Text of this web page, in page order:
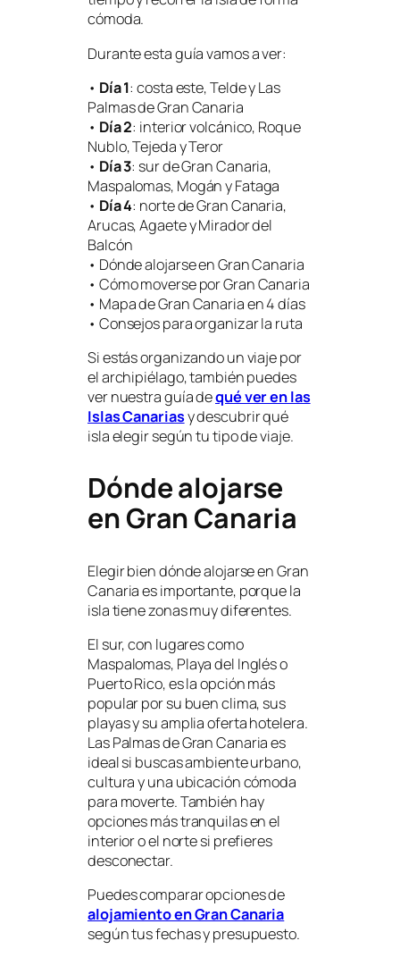
cómoda.
Durante esta guía vamos a ver:
• Día 1: costa este, Telde y Las
Palmas de Gran Canaria
• Día 2: interior volcánico, Roque
Nublo, Tejeda y Teror
• Día 3: sur de Gran Canaria,
Maspalomas, Mogán y Fataga
• Día 4: norte de Gran Canaria,
Arucas, Agaete y Mirador del
Balcón
• Dónde alojarse en Gran Canaria
• Cómo moverse por Gran Canaria
• Mapa de Gran Canaria en 4 días
• Consejos para organizar la ruta
Si estás organizando un viaje por
el archipiélago, también puedes
ver nuestra guía dequé ver en las
Islas Canariasy descubrir qué
isla elegir según tu tipo de viaje.
Dónde alojarse
en Gran Canaria
Elegir bien dónde alojarse en Gran
Canaria es importante, porque la
isla tiene zonas muy diferentes.
El sur, con lugares como
Maspalomas, Playa del Inglés o
Puerto Rico, es la opción más
popular por su buen clima, sus
playas y su amplia oferta hotelera.
Las Palmas de Gran Canaria es
ideal si buscas ambiente urbano,
cultura y una ubicación cómoda
para moverte. También hay
opciones más tranquilas en el
interior o el norte si prefieres
desconectar.
Puedes comparar opciones de
alojamiento en Gran Canaria
según tus fechas y presupuesto.